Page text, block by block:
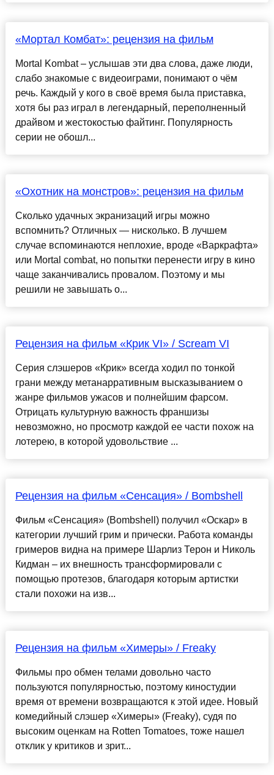
«Мортал Комбат»: рецензия на фильм
Mortal Kombat – услышав эти два слова, даже люди,
слабо знакомые с видеоиграми, понимают о чём
речь. Каждый у кого в своё время была приставка,
хотя бы раз играл в легендарный, переполненный
драйвом и жестокостью файтинг. Популярность
серии не обошл...
«Охотник на монстров»: рецензия на фильм
Сколько удачных экранизаций игры можно
вспомнить? Отличных — нисколько. В лучшем
случае вспоминаются неплохие, вроде «Варкрафта»
или Mortal combat, но попытки перенести игру в кино
чаще заканчивались провалом. Поэтому и мы
решили не завышать о...
Рецензия на фильм «Крик VI» / Scream VI
Серия слэшеров «Крик» всегда ходил по тонкой
грани между метанарративным высказыванием о
жанре фильмов ужасов и полнейшим фарсом.
Отрицать культурную важность франшизы
невозможно, но просмотр каждой ее части похож на
лотерею, в которой удовольствие ...
Рецензия на фильм «Сенсация» / Bombshell
Фильм «Сенсация» (Bombshell) получил «Оскар» в
категории лучший грим и прически. Работа команды
гримеров видна на примере Шарлиз Терон и Николь
Кидман – их внешность трансформировали с
помощью протезов, благодаря которым артистки
стали похожи на изв...
Рецензия на фильм «Химеры» / Freaky
Фильмы про обмен телами довольно часто
пользуются популярностью, поэтому киностудии
время от времени возвращаются к этой идее. Новый
комедийный слэшер «Химеры» (Freaky), судя по
высоким оценкам на Rotten Tomatoes, тоже нашел
отклик у критиков и зрит...